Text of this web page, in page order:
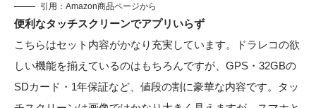
引用： Amazon商品ページから
便利なタッチスクリーンでアプリいらず
こちらはセット内容がかなり充実しています。ドラレコの欲
しい機能を揃えているのはもちろんですが、GPS・32GBの
SDカード・1年保証など、値段の割に豪華な内容です。タッ